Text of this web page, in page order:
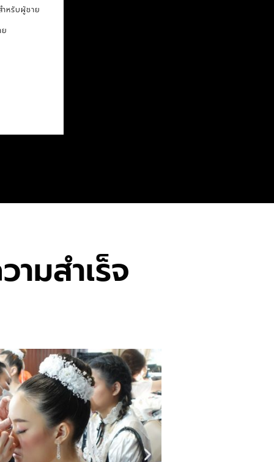
ำหรับผู้ชาย
มสำเร็จ